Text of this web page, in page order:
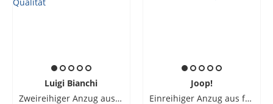
Luigi Bianchi
Zweireihiger Anzug aus feiner Schurwolle in Flanell-Qualität
Joop!
Einreihiger Anzug aus feiner Schurwolle, Slim